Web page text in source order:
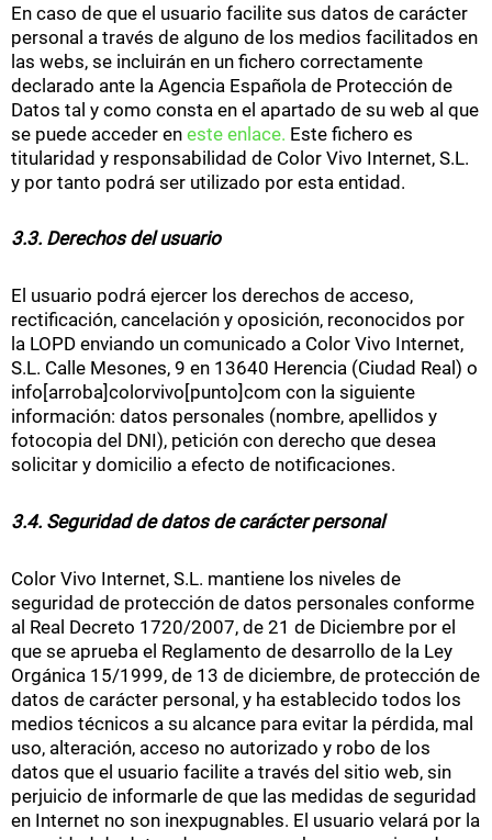
En caso de que el usuario facilite sus datos de carácter
personal a través de alguno de los medios facilitados en
las webs, se incluirán en un fichero correctamente
declarado ante la Agencia Española de Protección de
Datos tal y como consta en el apartado de su web al que
se puede acceder en este enlace. Este fichero es
titularidad y responsabilidad de Color Vivo Internet, S.L.
y por tanto podrá ser utilizado por esta entidad.
3.3. Derechos del usuario
El usuario podrá ejercer los derechos de acceso,
rectificación, cancelación y oposición, reconocidos por
la LOPD enviando un comunicado a Color Vivo Internet,
S.L. Calle Mesones, 9 en 13640 Herencia (Ciudad Real) o
info[arroba]colorvivo[punto]com con la siguiente
información: datos personales (nombre, apellidos y
fotocopia del DNI), petición con derecho que desea
solicitar y domicilio a efecto de notificaciones.
3.4. Seguridad de datos de carácter personal
Color Vivo Internet, S.L. mantiene los niveles de
seguridad de protección de datos personales conforme
al Real Decreto 1720/2007, de 21 de Diciembre por el
que se aprueba el Reglamento de desarrollo de la Ley
Orgánica 15/1999, de 13 de diciembre, de protección de
datos de carácter personal, y ha establecido todos los
medios técnicos a su alcance para evitar la pérdida, mal
uso, alteración, acceso no autorizado y robo de los
datos que el usuario facilite a través del sitio web, sin
perjuicio de informarle de que las medidas de seguridad
en Internet no son inexpugnables. El usuario velará por la